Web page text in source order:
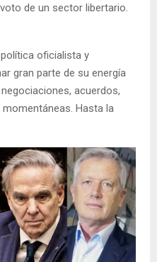
de un sector libertario.
oficialista y
gran parte de su energía
acuerdos,
Hasta la